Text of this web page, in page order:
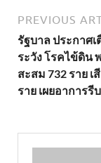
PREVIOUS
รัฐบาล ประกาศเ
ระวัง โรคไข้ดิน
สะสม 732 ราย เ
ราย เผยอาการ